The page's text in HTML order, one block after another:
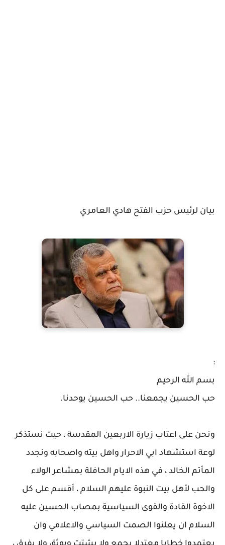
بيان لرئيس حزب الفتح هادي العامري
:
بسم الله الرحيم
حب الحسين يجمعنا.. حب الحسين يوحدنا.
ونحن على اعتاب زيارة الاربعين المقدسة ، حيث نستذكر
لوعة استشهاد ابي الاحرار واهل بيته واصحابه ونجدد
المأتم الخالد ، في هذه الايام الحافلة بمشاعر الولاء
والحب لأهل بيت النبوة عليهم السلام ، أقسم على كل
الاخوة القادة والقوى السياسية بمصاب الحسين عليه
السلام ان يعلنوا الصمت السياسي والاعلامي وان